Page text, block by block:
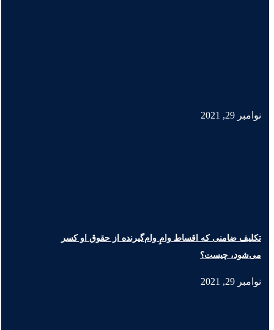
نوامبر 29, 2021
تکلیف ضامنی که اقساط وامِ وام‌گیرنده از حقوق او کسر
می‌شود، چیست؟
نوامبر 29, 2021